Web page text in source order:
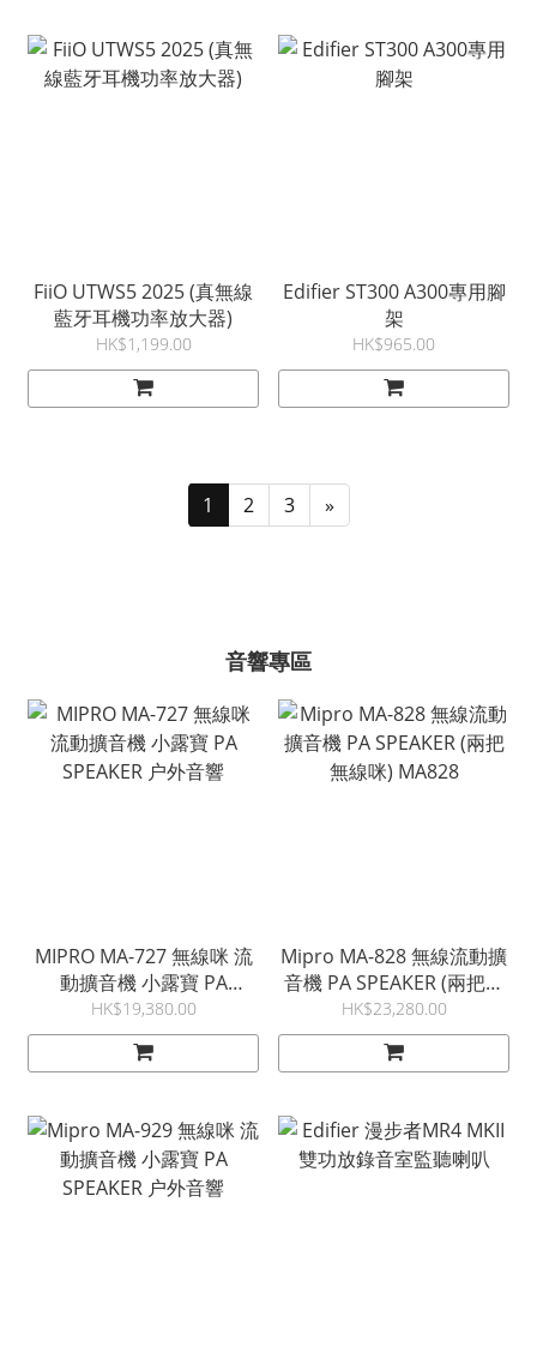
FiiO UTWS5 2025 (真無線
藍牙耳機功率放大器)
HK$1,199.00
Edifier ST300 A300專用腳
架
HK$965.00
1 2 3 »
音響專區
MIPRO MA-727 無線咪 流
動擴音機 小露寶 PA
SPEAKER 户外音響
HK$19,380.00
Mipro MA-828 無線流動擴
音機 PA SPEAKER (兩把無
線咪) MA828
HK$23,280.00